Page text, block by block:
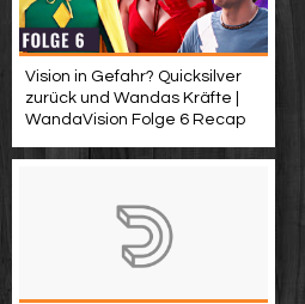
Vision in Gefahr? Quicksilver
zurück und Wandas Kräfte |
WandaVision Folge 6 Recap